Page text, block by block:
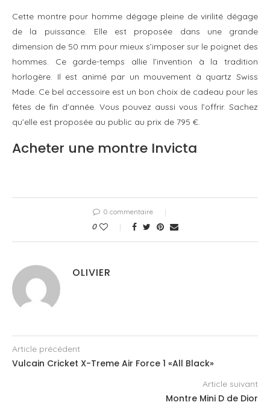
Cette montre pour homme dégage pleine de virilité dégage
de la puissance. Elle est proposée dans une grande
dimension de 50 mm pour mieux s’imposer sur le poignet des
hommes. Ce garde-temps allie l’invention à la tradition
horlogère. Il est animé par un mouvement à quartz Swiss
Made. Ce bel accessoire est un bon choix de cadeau pour les
fêtes de fin d’année. Vous pouvez aussi vous l’offrir. Sachez
qu’elle est proposée au public au prix de 795 €.
Acheter une montre Invicta
0 commentaire
0
OLIVIER
Article précédent
Vulcain Cricket X-Treme Air Force 1 «All Black»
Article suivant
Montre Mini D de Dior